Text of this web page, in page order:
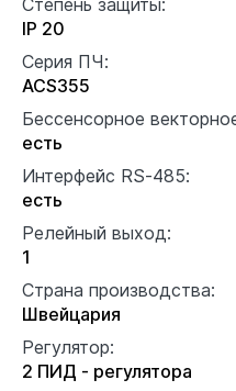
IP 20
Серия ПЧ:
ACS355
Бессенсорное
есть
Интерфейс RS-485:
есть
Релейный выход:
1
Страна производства:
Швейцария
Регулятор:
2 ПИД - регулятора